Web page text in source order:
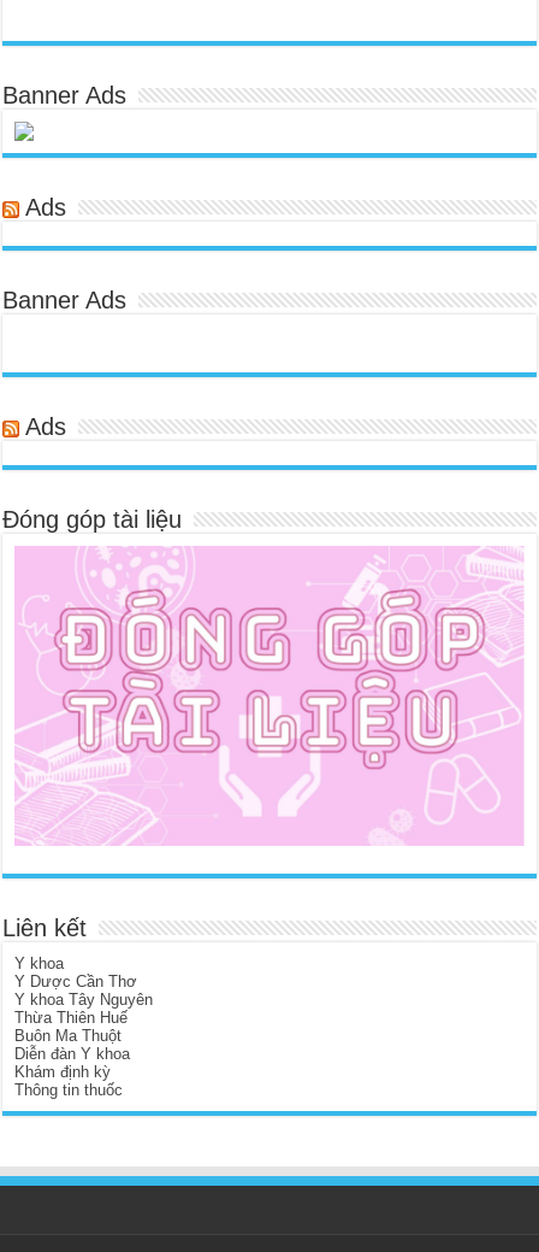
Banner Ads
Ads
Banner Ads
Ads
Đóng góp tài liệu
Liên kết
Y khoa
Y Dược Cần Thơ
Y khoa Tây Nguyên
Thừa Thiên Huế
Buôn Ma Thuột
Diễn đàn Y khoa
Khám định kỳ
Thông tin thuốc